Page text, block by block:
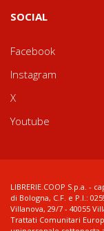
SOCIAL
Facebook
Instagram
X
Youtube
LIBRERIE.COOP S.p.a. -
di Bologna, C.F. e P.I.:
Villanova, 29/7 - 40055
Trattati Comunitari